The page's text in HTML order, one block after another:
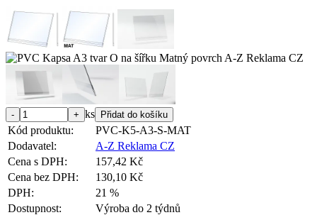
ks
Kód produktu:
PVC-K5-A3-S-MAT
Dodavatel:
A-Z Reklama CZ
Cena s DPH:
157,42 Kč
Cena bez DPH:
130,10 Kč
DPH:
21 %
Dostupnost:
Výroba do 2 týdnů